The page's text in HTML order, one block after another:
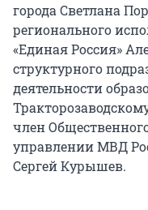
города Светлана
регионального
«Единая Россия»
структурного
деятельности
член
управлении МВД
Сергей Курышев.